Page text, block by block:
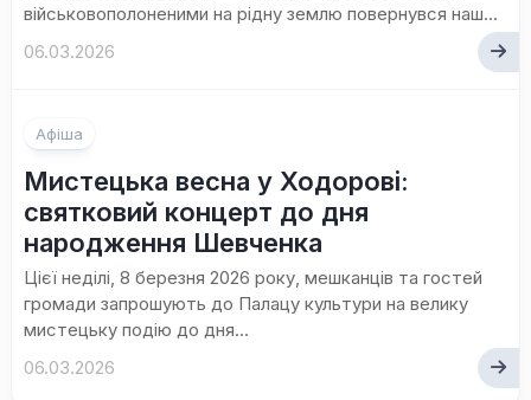
військовополоненими на рідну землю повернувся наш...
06.03.2026
Афіша
Мистецька весна у Ходорові:
святковий концерт до дня
народження Шевченка
Цієї неділі, 8 березня 2026 року, мешканців та гостей
громади запрошують до Палацу культури на велику
мистецьку подію до дня...
06.03.2026